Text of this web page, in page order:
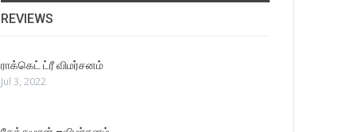
REVIEWS
ராக்கெட் ட்ரீ விமர்சனம்
Jul 3, 2022